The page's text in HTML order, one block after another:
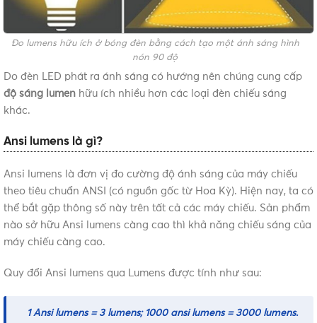
Đo lumens hữu ích ở bóng đèn bằng cách tạo một ánh sáng hình
nón 90 độ
Do đèn LED phát ra ánh sáng có hướng nên chúng cung cấp
độ sáng lumen hữu ích nhiều hơn các loại đèn chiếu sáng
khác.
Ansi lumens là gì?
Ansi lumens là đơn vị đo cường độ ánh sáng của máy chiếu
theo tiêu chuẩn ANSI (có nguồn gốc từ Hoa Kỳ). Hiện nay, ta có
thể bắt gặp thông số này trên tất cả các máy chiếu. Sản phẩm
nào sở hữu Ansi lumens càng cao thì khả năng chiếu sáng của
máy chiếu càng cao.
Quy đổi Ansi lumens qua Lumens được tính như sau:
1 Ansi lumens = 3 lumens; 1000 ansi lumens = 3000 lumens.